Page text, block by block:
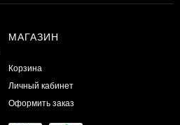
МАГАЗИН
Корзина
Личный кабинет
Оформить заказ